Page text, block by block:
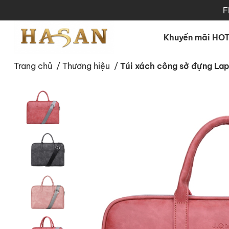
Khuyến mãi
Trang chủ / Thương hiệu / Túi xách công sở đựng